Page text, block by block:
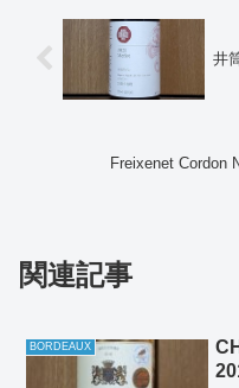
井
Freixenet Cordon
関連記事
BORDEAUX